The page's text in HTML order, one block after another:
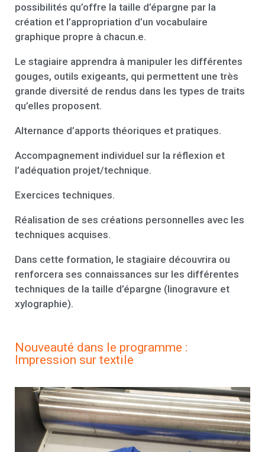
possibilités qu’offre la taille d’épargne par la
création et l’appropriation d’un vocabulaire
graphique propre à chacun.e.
Le stagiaire apprendra à manipuler les différentes
gouges, outils exigeants, qui permettent une très
grande diversité de rendus dans les types de traits
qu’elles proposent.
Alternance d’apports théoriques et pratiques.
Accompagnement individuel sur la réflexion et
l’adéquation projet/technique.
Exercices techniques.
Réalisation de ses créations personnelles avec les
techniques acquises.
Dans cette formation, le stagiaire découvrira ou
renforcera ses connaissances sur les différentes
techniques de la taille d’épargne (linogravure et
xylographie).
Nouveauté dans le programme :
Impression sur textile